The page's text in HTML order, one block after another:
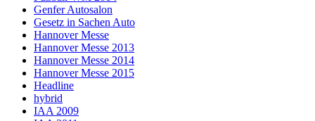
Genfer Autosalon
Gesetz in Sachen Auto
Hannover Messe
Hannover Messe 2013
Hannover Messe 2014
Hannover Messe 2015
Headline
hybrid
IAA 2009